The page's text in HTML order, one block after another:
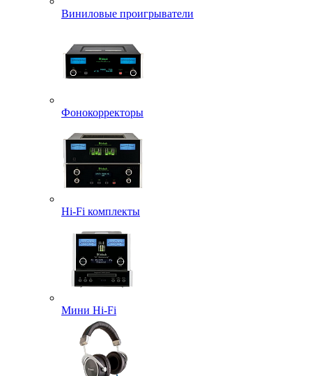
Виниловые проигрыватели
Фонокорректоры
Hi-Fi комплекты
Мини Hi-Fi